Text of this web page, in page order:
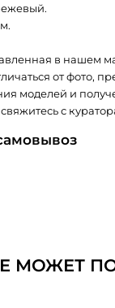
в нашем
от фото,
моделей и
с
МОЖЕТ